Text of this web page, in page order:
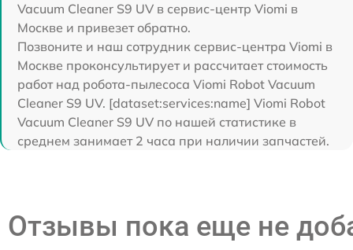
Vacuum Cleaner S9 UV в сервис-центр Viomi в
Москве и привезет обратно.
Позвоните и наш сотрудник сервис-центра Viomi в
Москве проконсультирует и рассчитает стоимость
работ над робота-пылесоса Viomi Robot Vacuum
Cleaner S9 UV. [dataset:services:name] Viomi Robot
Vacuum Cleaner S9 UV по нашей статистике в
среднем занимает 2 часа при наличии запчастей.
Отзывы пока еще не